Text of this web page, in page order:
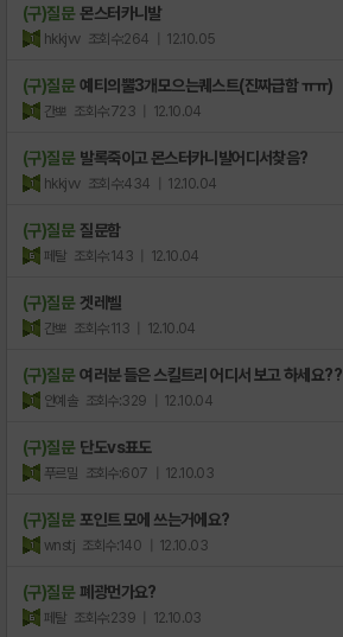
(구)질문 몬스터카니발
hkkjvv 조회수:264 | 12.10.05
(구)질문 예티의뿔3개모으는퀘스트(진짜급함 ㅠㅠ)
간뽀 조회수:723 | 12.10.04
(구)질문 발록죽이고 몬스터카니발어디서찾음?
hkkjvv 조회수:434 | 12.10.04
(구)질문 질문함
페탈 조회수:143 | 12.10.04
(구)질문 겟레벨
간뽀 조회수:113 | 12.10.04
(구)질문 여러분 들은 스킬트리 어디서 보고 하세요??
안예솔 조회수:329 | 12.10.04
(구)질문 단도vs표도
푸르밀 조회수:607 | 12.10.03
(구)질문 포인트 모에 쓰는거에요?
wnstj 조회수:140 | 12.10.03
(구)질문 폐광먼가요?
페탈 조회수:239 | 12.10.03